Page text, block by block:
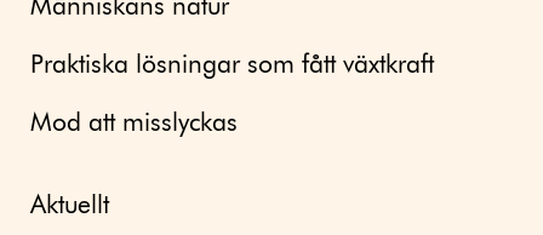
Människans natur
Praktiska lösningar som fått växtkraft
Mod att misslyckas
Aktuellt